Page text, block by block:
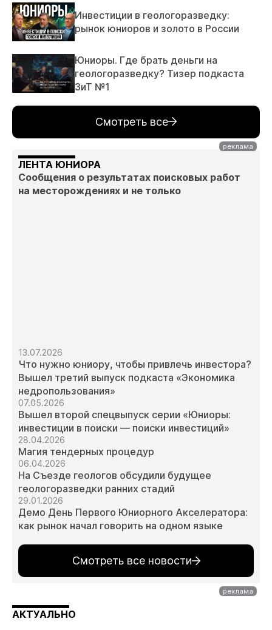
Инвестиции в геологоразведку:
рынок юниоров и золото в России
Юниоры. Где брать деньги на
геологоразведку? Тизер подкаста
ЗиТ №1
Смотреть все
ЛЕНТА ЮНИОРА
Сообщения о результатах поисковых работ
на месторождениях и не только
13.07.2026
Что нужно юниору, чтобы привлечь инвестора?
Вышел третий выпуск подкаста «Экономика
недропользования»
07.05.2026
Вышел второй спецвыпуск серии «Юниоры:
инвестиции в поиски — поиски инвестиций»
28.04.2026
Магия тендерных процедур
06.04.2026
На Съезде геологов обсудили будущее
геологоразведки ранних стадий
29.01.2026
Демо День Первого Юниорного Акселератора:
как рынок начал говорить на одном языке
Смотреть все новости
АКТУАЛЬНО